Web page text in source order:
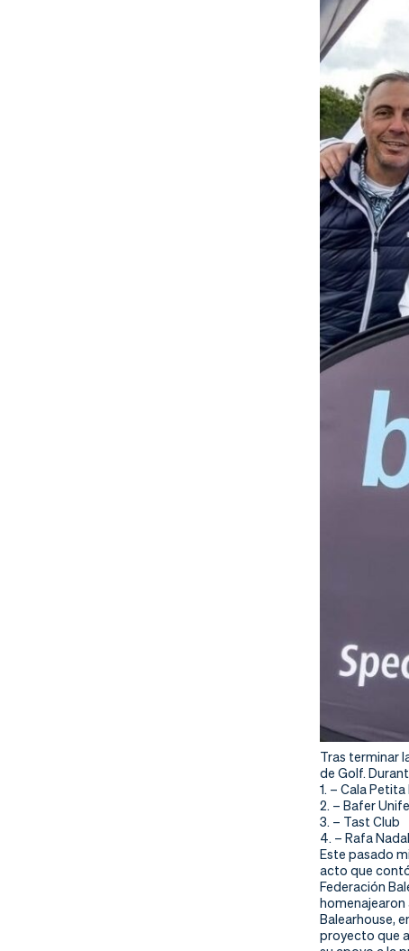
Tras terminar
de Golf.
1. – Cala
2. – Bafer
3. – Tast Club
4. – Rafa
Este pasado
acto que
Federación
homenajearon
Balearhouse,
proyecto que